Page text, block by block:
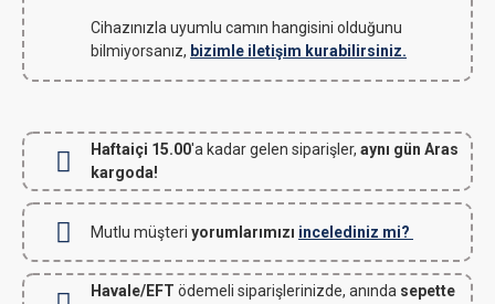
Cihazınızla uyumlu camın hangisini olduğunu
bilmiyorsanız, bizimle iletişim kurabilirsiniz.
Haftaiçi 15.00'a kadar gelen siparişler, aynı gün Aras
kargoda!
Mutlu müşteri yorumlarımızı incelediniz mi?
Havale/EFT ödemeli siparişlerinizde, anında sepette